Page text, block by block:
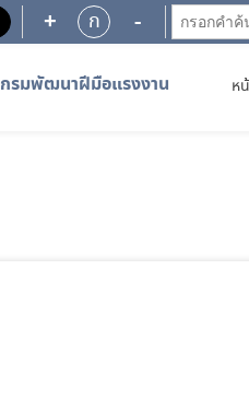
+ ก -
กรมพัฒนาฝีมือแรงงาน ห